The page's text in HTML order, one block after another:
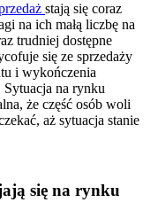
stają się coraz
na ich małą liczbę na
trudniej dostępne
się ze sprzedaży
i wykończenia
Sytuacja na rynku
że część osób woli
aż sytuacja stanie
się na rynku